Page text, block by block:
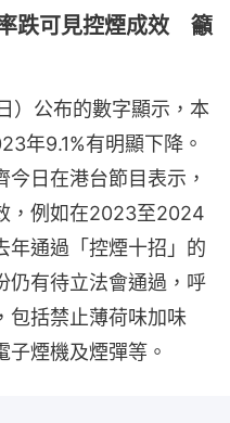
跌可見控煙成效 籲
）公布的數字顯示，本
年9.1%有明顯下降。
日在港台節目表示，
，例如在2023至2024
年通過「控煙十招」的
仍有待立法會通過，呼
包括禁止薄荷味加味
煙機及煙彈等。